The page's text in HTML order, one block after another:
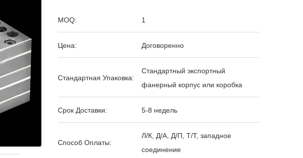
MOQ: 1
Цена: Договоренно
Стандартная Упаковка:
Стандартный экспортный
фанерный корпус или коробка
Срок Доставки: 5-8 недель
Способ Оплаты:
Л/К, Д/А, Д/П, Т/Т, западное
соединение